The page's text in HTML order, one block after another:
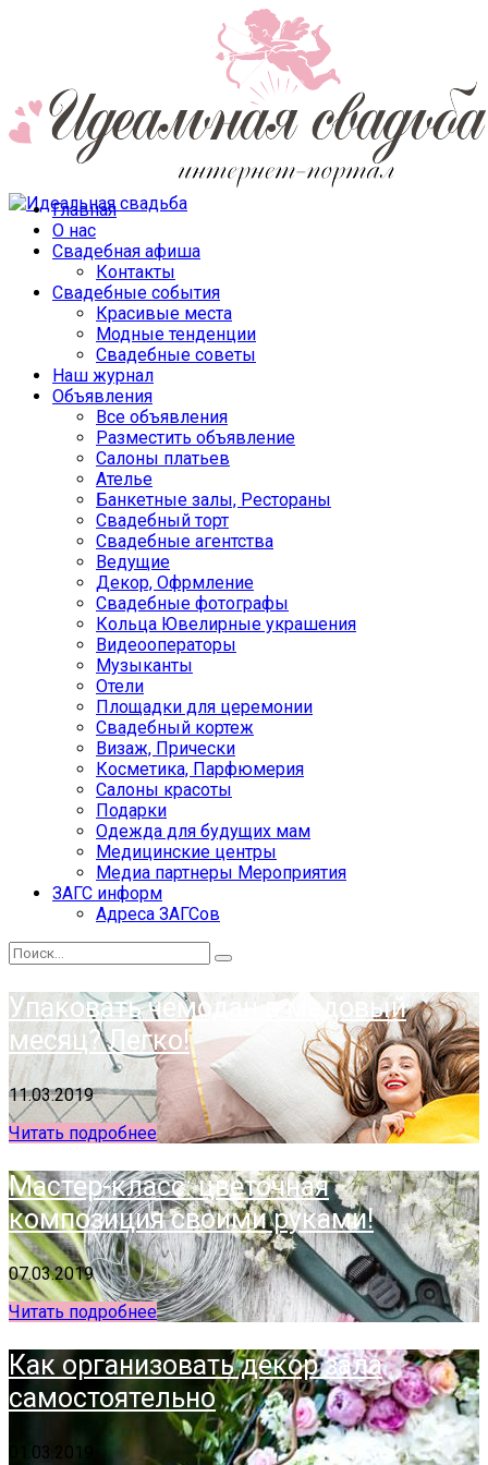
Главная
О нас
Свадебная афиша
Контакты
Свадебные события
Красивые места
Модные тенденции
Свадебные советы
Наш журнал
Объявления
Все объявления
Разместить объявление
Салоны платьев
Ателье
Банкетные залы, Рестораны
Свадебный торт
Свадебные агентства
Ведущие
Декор, Офрмление
Свадебные фотографы
Кольца Ювелирные украшения
Видеооператоры
Музыканты
Отели
Площадки для церемонии
Свадебный кортеж
Визаж, Прически
Косметика, Парфюмерия
Салоны красоты
Подарки
Одежда для будущих мам
Медицинские центры
Медиа партнеры Мероприятия
ЗАГС информ
Адреса ЗАГСов
Упаковать чемодан в медовый
месяц? Легко!
11.03.2019
Читать подробнее
Мастер-класс: цветочная
композиция своими руками!
07.03.2019
Читать подробнее
Как организовать декор зала
самостоятельно
01.03.2019